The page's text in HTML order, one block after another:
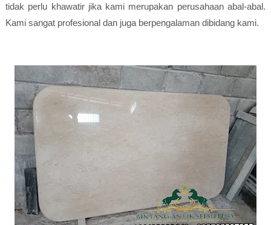
tidak perlu khawatir jika kami merupakan perusahaan abal-abal.
Kami sangat profesional dan juga berpengalaman dibidang kami.